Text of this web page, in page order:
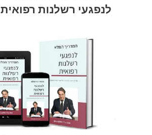
לנפגעי רשלנות רפואית 2021